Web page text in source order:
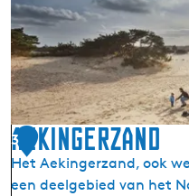
i
n
g
e
r
z
a
n
d
a
t
i
o
n
a
a
l
3
Aekingerzand
Het Aekingerzand, ook
een deelgebied van het